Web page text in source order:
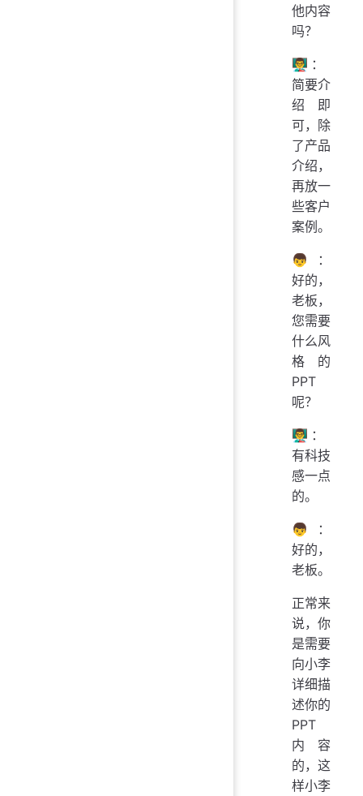
他内容
吗？
👨‍🏫：
简要介
绍即
可，除
了产品
介绍，
再放一
些客户
案例。
👦：
好的，
老板，
您需要
什么风
格的
PPT
呢？
👨‍🏫：
有科技
感一点
的。
👦：
好的，
老板。
正常来
说，你
是需要
向小李
详细描
述你的
PPT
内容
的，这
样小李